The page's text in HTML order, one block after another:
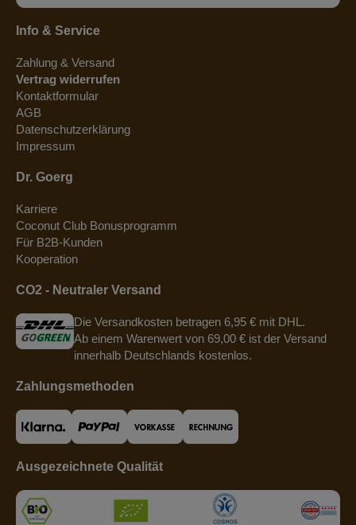
Info & Service
Zahlung & Versand
Vertrag widerrufen
Kontaktformular
AGB
Datenschutzerklärung
Impressum
Dr. Goerg
Karriere
Coconut Club Bonusprogramm
Für B2B-Kunden
Kooperation
CO2 - Neutraler Versand
Die Versandkosten betragen 6,95 € mit DHL.
Ab einem Warenwert von 69,00 € ist der Versand
innerhalb Deutschlands kostenlos.
Zahlungsmethoden
Ausgezeichnete Qualität